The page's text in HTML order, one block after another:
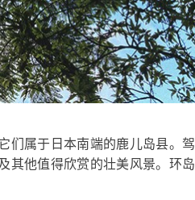
们属于日本南端的鹿儿岛县。驾
其他值得欣赏的壮美风景。环岛